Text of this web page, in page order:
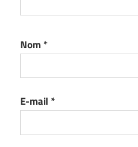
Nom*
E-mail *